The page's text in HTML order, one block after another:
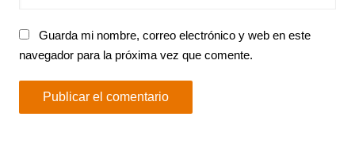
Guarda mi nombre, correo electrónico y web en este
navegador para la próxima vez que comente.